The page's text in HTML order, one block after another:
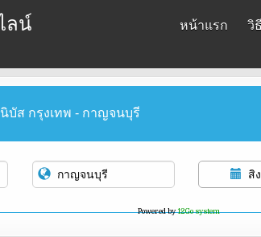
ลน์ หน้าแรก วิ
บัส กรุงเทพ - กาญจนบุรี
สิ
Powered by12Go system